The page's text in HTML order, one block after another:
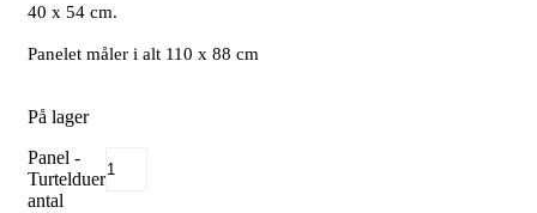
40 x 54 cm.
Panelet måler i alt 110 x 88 cm
På lager
Panel -
Turtelduer
antal